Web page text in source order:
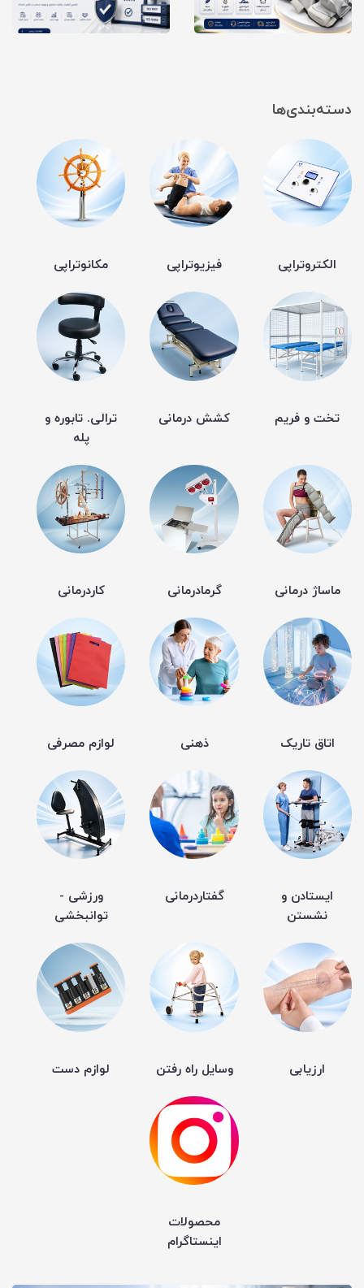
دسته‌بندی‌ها
الکتروتراپی فیزیوتراپی مکانوتراپی
تخت و فریم کشش درمانی
ترالی. تابوره و
پله
ماساژ درمانی گرمادرمانی کاردرمانی
اتاق تاریک ذهنی لوازم مصرفی
ایستادن و
نشستن
گفتاردرمانی
ورزشی -
توانبخشی
ارزیابی وسایل راه رفتن لوازم دست
محصولات
اینستاگرام